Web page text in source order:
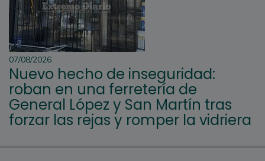
07/08/2026
Nuevo hecho de inseguridad:
roban en una ferretería de
General López y San Martín tras
forzar las rejas y romper la vidriera